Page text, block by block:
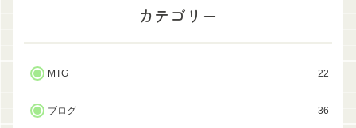
カテゴリー
MTG 22
ブログ 36